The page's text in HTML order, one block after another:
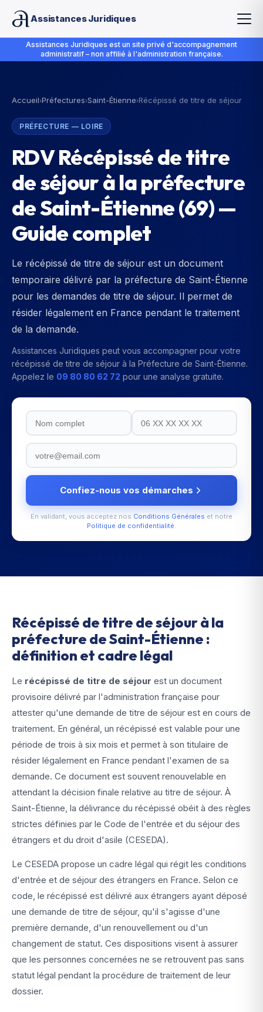
Assistances Juridiques
Assistances Juridiques est un site privé d'accompagnement
administratif – non affilié à l'administration française.
Accueil›Préfectures›Saint-Étienne›Récépissé de titre de séjour
PRÉFECTURE — LOIRE
RDV Récépissé de titre
de séjour à la préfecture
de Saint-Étienne (69) —
Guide complet
Le récépissé de titre de séjour est un document
temporaire délivré par la préfecture de Saint-Étienne
pour les demandes de titre de séjour. Il permet de
résider légalement en France pendant le traitement
de la demande.
Assistances Juridiques peut vous accompagner pour votre
récépissé de titre de séjour à la Préfecture de Saint-Étienne.
Appelez le 09 80 80 62 72 pour une analyse gratuite.
Confiez-nous vos démarches
En validant, vous acceptez nos Conditions Générales et notre
Politique de confidentialité.
Récépissé de titre de séjour à la
préfecture de Saint-Étienne :
définition et cadre légal
Le récépissé de titre de séjour est un document
provisoire délivré par l'administration française pour
attester qu'une demande de titre de séjour est en cours de
traitement. En général, un récépissé est valable pour une
période de trois à six mois et permet à son titulaire de
résider légalement en France pendant l'examen de sa
demande. Ce document est souvent renouvelable en
attendant la décision finale relative au titre de séjour. À
Saint-Étienne, la délivrance du récépissé obéit à des règles
strictes définies par le Code de l'entrée et du séjour des
étrangers et du droit d'asile (CESEDA).
Le CESEDA propose un cadre légal qui régit les conditions
d'entrée et de séjour des étrangers en France. Selon ce
code, le récépissé est délivré aux étrangers ayant déposé
une demande de titre de séjour, qu'il s'agisse d'une
première demande, d'un renouvellement ou d'un
changement de statut. Ces dispositions visent à assurer
que les personnes concernées ne se retrouvent pas sans
statut légal pendant la procédure de traitement de leur
dossier.